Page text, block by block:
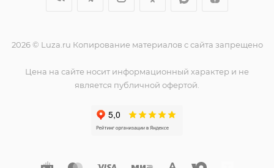
2026 © Luza.ru Копирование материалов с сайта запрещено
Цена на сайте носит информационный характер и не
является публичной офертой.